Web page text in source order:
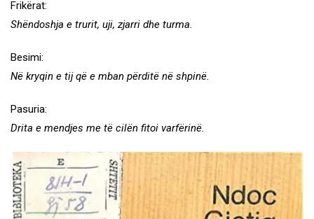
Frikërat:
Shëndoshja e trurit, uji, zjarri dhe turma.
Besimi:
Në kryqin e tij që e mban përditë në shpinë.
Pasuria:
Drita e mendjes me të cilën fitoi varfërinë.